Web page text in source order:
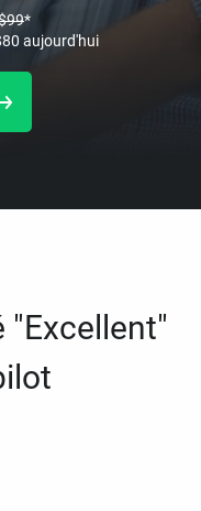
99*
80 aujourd'hui
"Excellent"